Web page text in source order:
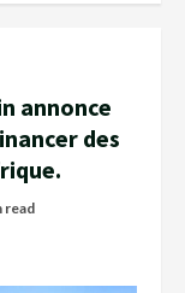
annonce
des
read